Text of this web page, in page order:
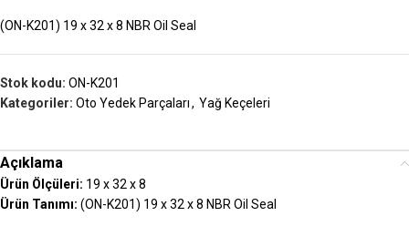
(ON-K201) 19 x 32 x 8 NBR Oil Seal
Stok kodu: ON-K201
Kategoriler: Oto Yedek Parçaları, Yağ Keçeleri
Açıklama
Ürün Ölçüleri: 19 x 32 x 8
Ürün Tanımı: (ON-K201) 19 x 32 x 8 NBR Oil Seal